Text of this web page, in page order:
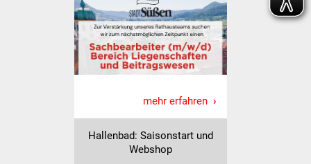
Kinder und Jugendliche
Schülerferienprogramm
Migration und Integration
Freundeskreis Asyl
Ukraine-Hilfe
mehr erfahren
Hallenbad: Saisonstart und
Webshop